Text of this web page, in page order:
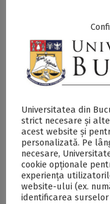
echipei, cadouri de la
un tool de ultimă
cariera potrivită,
Premiul II:un
echipei în cadrul
echipei și cadouri de
Premiul III: un
pentru fiecare
InnovX by BCR.
Universitatea din
strict necesare și
acest website și
personalizată. Pe
necesare,
cookie opționale
experiența
website-ului (ex.
identificarea